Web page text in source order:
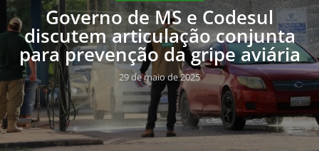
Governo de MS e Codesul
discutem articulação conjunta
para prevenção da gripe aviária
29 de maio de 2025